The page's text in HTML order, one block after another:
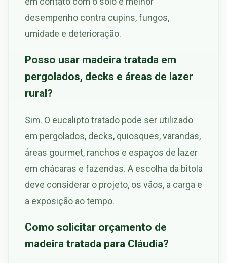
desempenho contra cupins, fungos,
umidade e deterioração.
Posso usar madeira tratada em
pergolados, decks e áreas de lazer
rural?
Sim. O eucalipto tratado pode ser utilizado
em pergolados, decks, quiosques, varandas,
áreas gourmet, ranchos e espaços de lazer
em chácaras e fazendas. A escolha da bitola
deve considerar o projeto, os vãos, a carga e
a exposição ao tempo.
Como solicitar orçamento de
madeira tratada para Cláudia?